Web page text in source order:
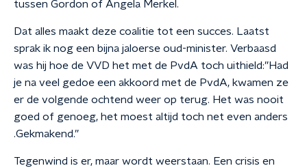
tussen Gordon of Angela Merkel.
Dat alles maakt deze coalitie tot een succes. Laatst
sprak ik nog een bijna jaloerse oud-minister. Verbaasd
was hij hoe de VVD het met de PvdA toch uithield:”Had
je na veel gedoe een akkoord met de PvdA, kwamen ze
er de volgende ochtend weer op terug. Het was nooit
goed of genoeg, het moest altijd toch net even anders
.Gekmakend.”
Tegenwind is er, maar wordt weerstaan. Een crisis en